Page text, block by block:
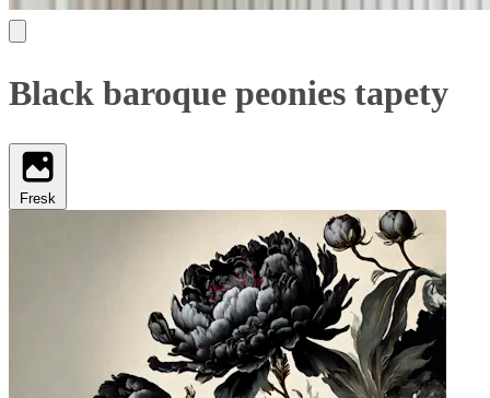
Black baroque peonies tapety
Fresk